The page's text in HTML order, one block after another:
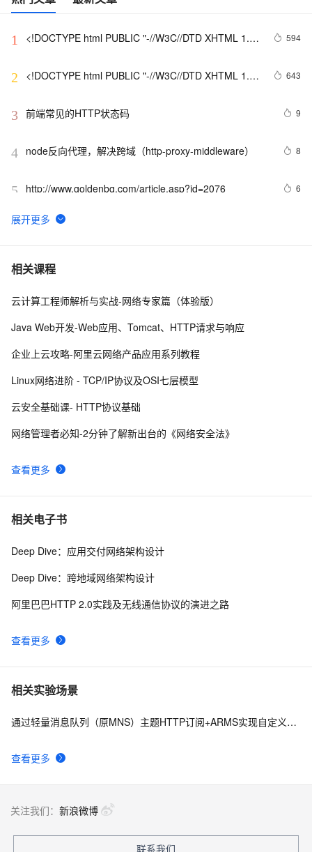
1
<!DOCTYPE html PUBLIC "-//W3C//DTD XHTML 1.0
"http://www.w3.org/TR/xhtml1/DTD/xhtml1-strict.dtd">
594
2
<!DOCTYPE html PUBLIC "-//W3C//DTD XHTML 1.0
"http://www.w3.org/TR/xhtml1/DTD/xhtml1-strict.dtd">
643
3 前端常见的HTTP状态码 9
4 node反向代理，解决跨域（http-proxy-middleware） 8
5 http://www.goldenbg.com/article.asp?id=2076 6
6
如何下载DVS Gesture数据集?解决
7 <!DOCTYPE html PUBLIC "-//W3C//DTD XHTML 1.0
"http://www.w3.org/TR/xhtml1/DTD/xhtml1-strict.dtd">
8 <!DOCTYPE html PUBLIC "-//W3C//DTD XHTML 1.0
"http://www.w3.org/TR/xhtml1/DTD/xhtml1-strict.dtd">
<html><head><meta http-equiv="Cont
Transitional//EN"
<html><head><meta http-equiv="Cont
10 <!DOCTYPE html PUBLIC "-//W3C//DTD XHTML 1.0
"http://www.w3.org/TR/xhtml1/DTD/xhtml1-strict.dtd">
<html><head><meta http-equiv="Cont
相关课程
查看更多
云计算工程师解析与实战-网络专家篇（体验版）
Java Web开发-Web应用、Tomcat、HTTP请求与响应
企业上云攻略-阿里云网络产品应用系列教程
Linux网络进阶 - TCP/IP协议及OSI七层模型
云安全基础课- HTTP协议基础
网络管理者必知-2分钟了解新出台的《网络安全法》
相关电子书
查看更多
Deep Dive：应用交付网络架构设计
Deep Dive：跨地域网络架构设计
阿里巴巴HTTP 2.0实践及无线通信协议的演进之路
相关实验场景
查看更多
通过轻量消息队列（原MNS）主题HTTP订阅+ARMS实现自定义数据多渠道告警
关注我们： 新浪微博
联系我们